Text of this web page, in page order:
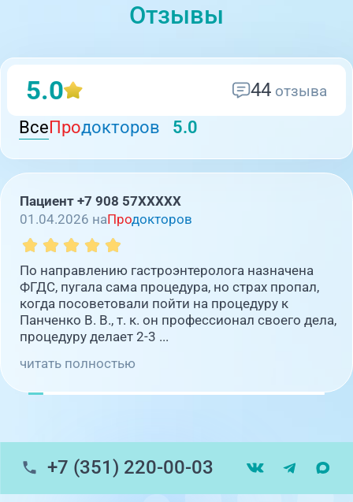
Отзывы
5.0 44отзыва
ВсеПродокторов 5.0
Пациент +7 908 57XXXXX
01.04.2026 наПродокторов
По направлению гастроэнтеролога назначена
ФГДС, пугала сама процедура, но страх пропал,
когда посоветовали пойти на процедуру к
Панченко В. В., т. к. он профессионал своего дела,
процедуру делает 2-3 ...
читать полностью
+7 (351) 220-00-03